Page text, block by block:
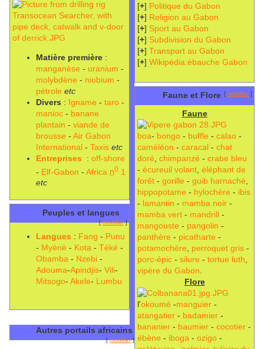
Matière première :
manganèse - uranium -
molybdène - niobium -
pétrole etc
Divers : Igname - taro -
manioc - banane
plantain - viande de
brousse - Air Gabon
International - Taxis etc
Entreprises : off-shore
- Elf-Gabon - Africa no 1
etc
Peuples et langues
[modifier]
Langues : Fang - Punu
- Myènè - Kota - Téké -
Obamba - Nzebi -
Adouma-Apindjis- Vili-
Mitsogo- Akele- Lumbu
[+] Politique du Gabon
[+] Religion au Gabon
[+] Sport au Gabon
[+] Subdivision du Gabon
[+] Transport au Gabon
[+] Wikipédia:ébauche Gabon
Faune et Flore [ modifier]
Faune
boa- bongo - buffle -calao -
caméléon -caracal -chat
doré ,chimpanzé -crabe bleu
-écureuil volant ,éléphant de
forêt -gorille -guib harnaché
hippopotame - hylochère - ibis
- lamantin - mamba noir -
mamba vert - mandrill -
mangouste - pangolin -
panthère - picatharte -
potamochère
perroquet gris -
porc-épic -silure -tortue luth
vipère du Gabon
Flore
l'okoumé -manguier -
atangatier - badamier -
bananier - baumier -cocotier -
ébène - iboga -ozigo -
Autres portails africains
[modifier]